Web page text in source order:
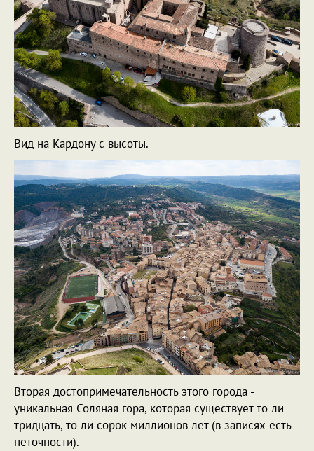
Вид на Кардону с высоты.
Вторая достопримечательность этого города -
уникальная Соляная гора, которая существует то ли
тридцать, то ли сорок миллионов лет (в записях есть
неточности).